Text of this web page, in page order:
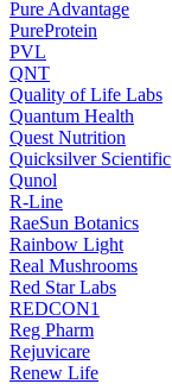
Pure Advantage
PureProtein
PVL
QNT
Quality of Life Labs
Quantum Health
Quest Nutrition
Quicksilver Scientific
Qunol
R-Line
RaeSun Botanics
Rainbow Light
Real Mushrooms
Red Star Labs
REDCON1
Reg Pharm
Rejuvicare
Renew Life